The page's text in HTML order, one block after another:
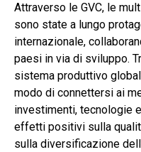
Attraverso le GVC, le
sono state a lungo
internazionale,
paesi in via di sviluppo.
sistema produttivo
modo di connettersi ai
investimenti, tecnologie
effetti positivi sulla
sulla diversificazione